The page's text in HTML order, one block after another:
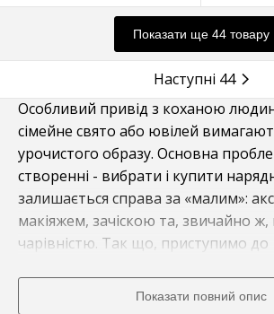
Показати ще 44 товару
Наступні 44
Особливий привід з коханою
сімейне свято або ювілей
урочистого образу. Основна
створенні - вибрати і купити
залишається справа за «малим»:
макіяжем, зачіскою та, звичайно
чарівністю. Так що, приступимо до
Показати повний опис